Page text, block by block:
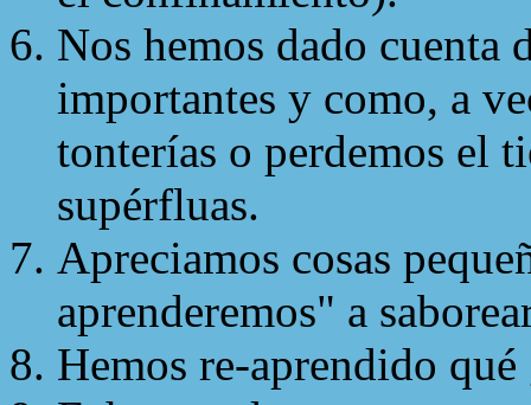
Nos hemos dado cuenta
importantes y como, a
tonterías o perdemos el
supérfluas.
Apreciamos cosas
aprenderemos" a
Hemos re-aprendido